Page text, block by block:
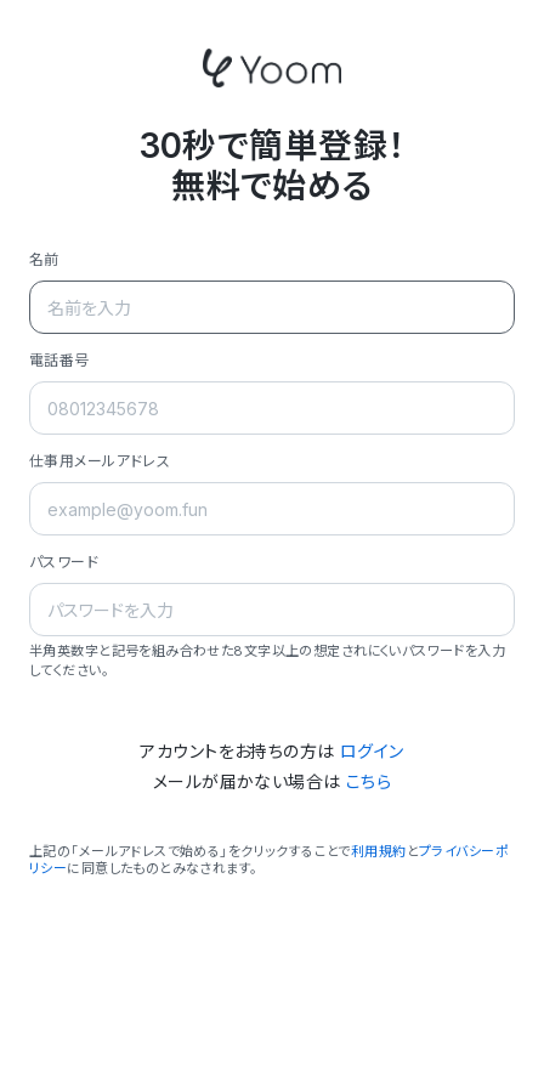
30秒で簡単登録！
無料で始める
名前
電話番号
仕事用メールアドレス
パスワード
半角英数字と記号を組み合わせた8文字以上の想定されにくいパスワードを入力
してください。
アカウントをお持ちの方は ログイン
メールが届かない場合は こちら
上記の「メールアドレスで始める」をクリックすることで利用規約 とプライバシーポ
リシーに同意したものとみなされます。